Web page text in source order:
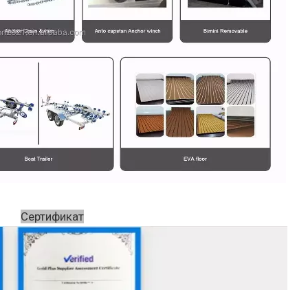
Сертификат